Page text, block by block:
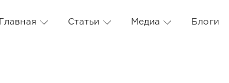
Главная Статьи Медиа Блоги